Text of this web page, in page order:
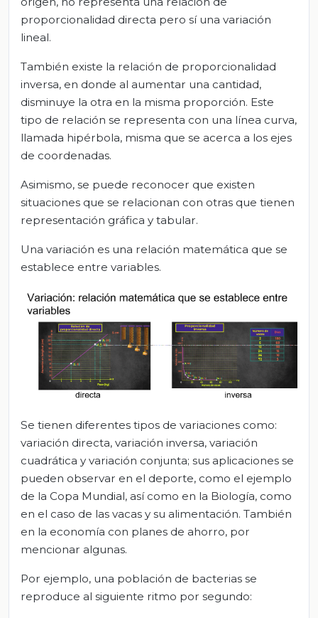
proporcionalidad directa pero sí una variación
lineal.
También existe la relación de proporcionalidad
inversa, en donde al aumentar una cantidad,
disminuye la otra en la misma proporción. Este
tipo de relación se representa con una línea curva,
llamada hipérbola, misma que se acerca a los ejes
de coordenadas.
Asimismo, se puede reconocer que existen
situaciones que se relacionan con otras que tienen
representación gráfica y tabular.
Una variación es una relación matemática que se
establece entre variables.
Se tienen diferentes tipos de variaciones como:
variación directa, variación inversa, variación
cuadrática y variación conjunta; sus aplicaciones se
pueden observar en el deporte, como el ejemplo
de la Copa Mundial, así como en la Biología, como
en el caso de las vacas y su alimentación. También
en la economía con planes de ahorro, por
mencionar algunas.
Por ejemplo, una población de bacterias se
reproduce al siguiente ritmo por segundo: